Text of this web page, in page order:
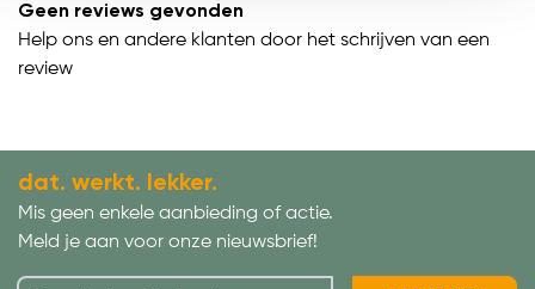
Geen reviews gevonden
Help ons en andere klanten door het schrijven van een
review
dat. werkt. lekker.
Mis geen enkele aanbieding of actie.
Meld je aan voor onze nieuwsbrief!